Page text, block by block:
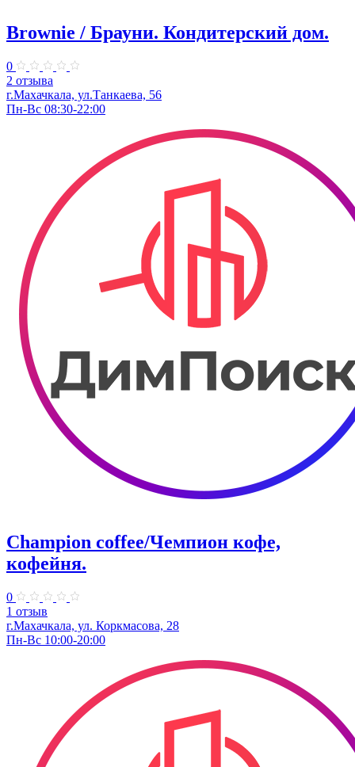
Brownie / Брауни. Кондитерский дом.
0
2 отзыва
г.Махачкала, ул.Танкаева, 56
Пн-Вс 08:30-22:00
Champion coffee/Чемпион кофе,
кофейня.
0
1 отзыв
г.Махачкала, ул. Коркмасова, 28
Пн-Вс 10:00-20:00